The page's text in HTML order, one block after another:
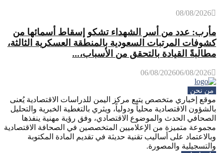
08/08/2026
مأرب: عدد من أسر الشهداء تشكو إسقاط أسمائها من
كشوفات المرتبات السعودية بالمنطقة العسكرية الثالثة،
مطالبةً القيادة بالتحقق من الأسباب،...
06/08/202606/08/2026
من نحن
موقع إخباري متخصص يتبع مركز اليمن للدراسات الاقتصادية يُعنى
بالشؤون الاقتصادية محلياً ودولياً، ويثري بالتغطية الخبرية والتحليل
الصحافي الحدث والموضوع الاقتصادي، وفق رؤية مهنية ينفذها
مجموعة متميزة من الإعلاميين المتخصصين في الصحافة الاقتصادية
وبالاعتماد على أساليب تقنية حديثة في تقديم المادة المكتوبة
والتسجيلية والمصورة.